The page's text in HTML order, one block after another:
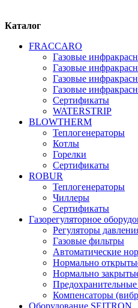
Каталог
FRАCCARO
Газовые
Газовые
Газовые
Газовые
Сертификаты
WATERSTRIP
BLOWTHERM
Теплогенераторы
Котлы
Горелки
Сертификаты
ROBUR
Теплогенераторы
Чиллеры
Сертификаты
Газорегуляторное
Регуляторы
Газовые фильтры
Автоматические
Нормально
Нормально
Компенсаторы
Оборудование SEITRON